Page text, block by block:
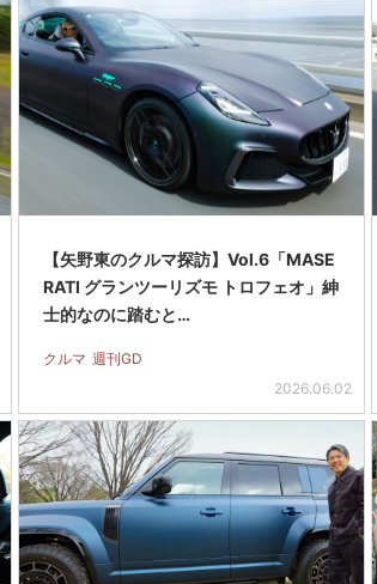
【矢野東のクルマ探訪】Vol.6「MASE
RATI グランツーリズモ トロフェオ」紳
士的なのに踏むと…
クルマ 週刊GD
2026.06.02